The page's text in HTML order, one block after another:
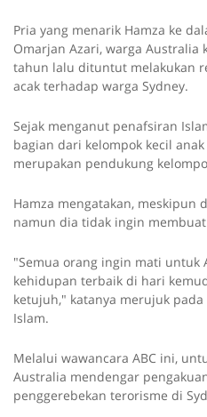
Pria yang menarik Hamza ke
Omarjan Azari, warga Australia
tahun lalu dituntut melakukan
acak terhadap warga Sydney.
Sejak menganut penafsiran
bagian dari kelompok kecil
merupakan pendukung
Hamza mengatakan, meskipun
namun dia tidak ingin
"Semua orang ingin mati untuk
kehidupan terbaik di hari
ketujuh," katanya merujuk
Islam.
Melalui wawancara ABC ini,
Australia mendengar
penggerebekan terorisme di